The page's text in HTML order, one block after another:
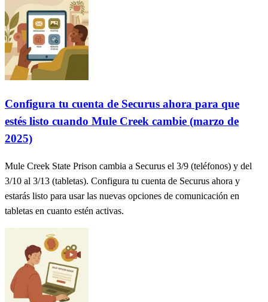
Configura tu cuenta de Securus ahora para que
estés listo cuando Mule Creek cambie (marzo de
2025)
Mule Creek State Prison cambia a Securus el 3/9 (teléfonos) y del
3/10 al 3/13 (tabletas). Configura tu cuenta de Securus ahora y
estarás listo para usar las nuevas opciones de comunicación en
tabletas en cuanto estén activas.